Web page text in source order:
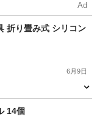
Ad
折り畳み式 シリコン
6月9日
ー14個